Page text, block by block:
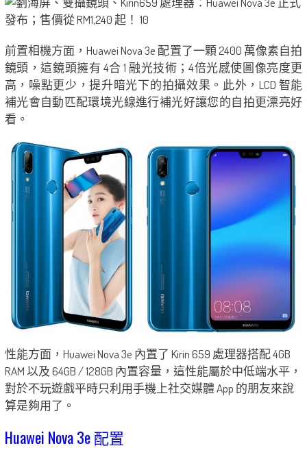
前置相機方面，Huawei Nova 3e 配置了一顆 2400 萬像素自拍
鏡頭，這鏡頭擁有 4合 1 融光技術；4倍光感使圖像亮度更
高，噪點更少，提升暗光下的拍攝效果。此外，LCD 智能
補光會自動匹配環境光線進行補光好讓您的自拍更漂亮好
看。
性能方面，Huawei Nova 3e 內置了 Kirin 659 處理器搭配 4GB
RAM 以及 64GB / 128GB 內置容量，這性能屬於中低端水平，
對於不玩遊戲平時只利用手機上社交媒體 App 的朋友來說
算是夠用了。
Huawei Nova 3e 配置